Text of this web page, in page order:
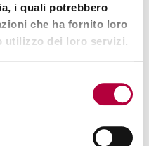
i quali potrebbero
che ha fornito loro
utilizzo dei loro servizi.